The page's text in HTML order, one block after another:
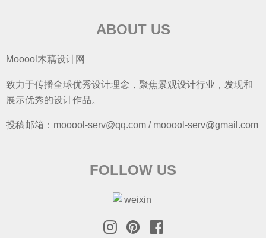
ABOUT US
Mooool木藕设计网
致力于传播全球优秀设计理念，聚焦景观设计行业，发现和
展示优秀的设计作品。
投稿邮箱：mooool-serv@qq.com / mooool-serv@gmail.com
FOLLOW US